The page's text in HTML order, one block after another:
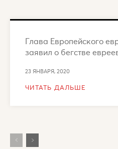
Глава Европейского
заявил о бегстве
23 ЯНВАРЯ, 2020
ЧИТАТЬ ДАЛЬШЕ